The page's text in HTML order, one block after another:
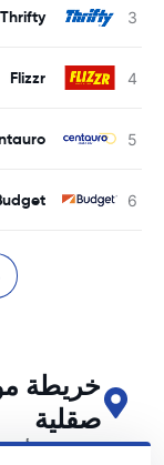
Thrifty
Flizzr
خريطة
صقلية
اطلع على مواقع تأجير